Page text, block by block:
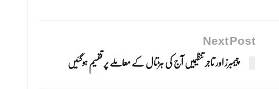
Next Post
چیمبرز اور تاجر تنظیمیں آج کی ہڑتال کے معاملے پر تقسیم ہوگئیں